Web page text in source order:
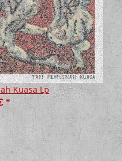
Kuasa Lp
*